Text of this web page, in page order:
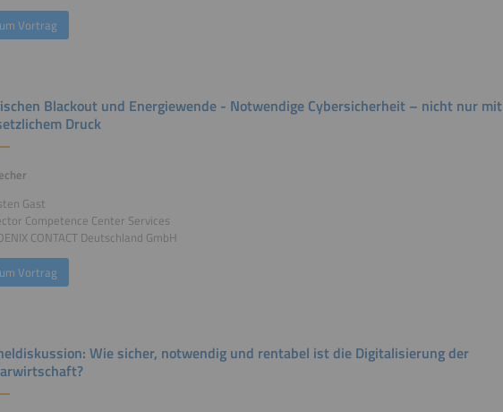
Vortrag
Blackout und Energiewende - Notwendige Cybersicherheit – nicht nur mit
Druck
Gast
Competence Center Services
CONTACT Deutschland GmbH
Vortrag
Wie sicher, notwendig und rentabel ist die Digitalisierung der